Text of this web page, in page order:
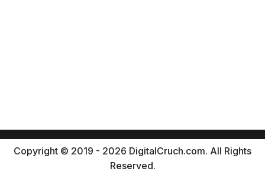
Copyright © 2019 - 2026 DigitalCruch.com. All Rights
Reserved.